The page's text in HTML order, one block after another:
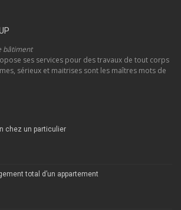
bâtiment
ses services pour des travaux de tout corps
sérieux et maitrises sont les maîtres mots de
chez un particulier
total d’un appartement